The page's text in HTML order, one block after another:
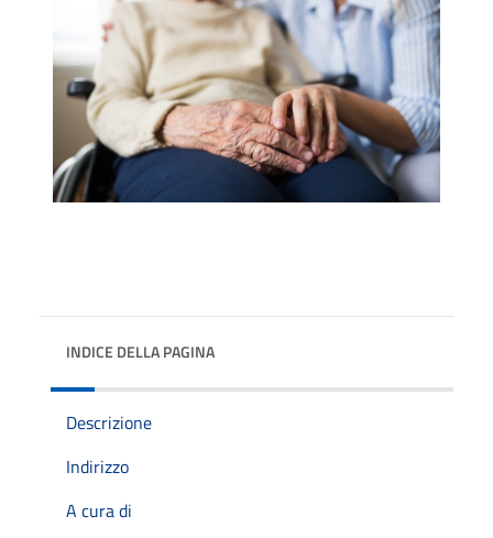
INDICE DELLA PAGINA
Descrizione
Indirizzo
A cura di